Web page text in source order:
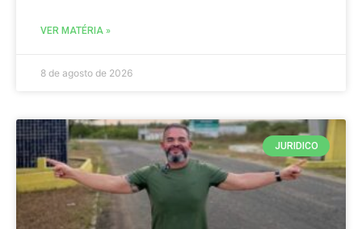
VER MATÉRIA »
8 de agosto de 2026
JURIDICO